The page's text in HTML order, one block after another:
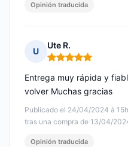
Opinión traducida
U
Ute R.
Nota: 5 de 5
Publicado el 24/04/2024 à
tras una compra de 13/04/
Entrega muy rápida y
volver Muchas gracias
Opinión traducida